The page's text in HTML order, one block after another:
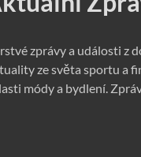
zprávy a události z
ze světa sportu a
módy a bydlení.